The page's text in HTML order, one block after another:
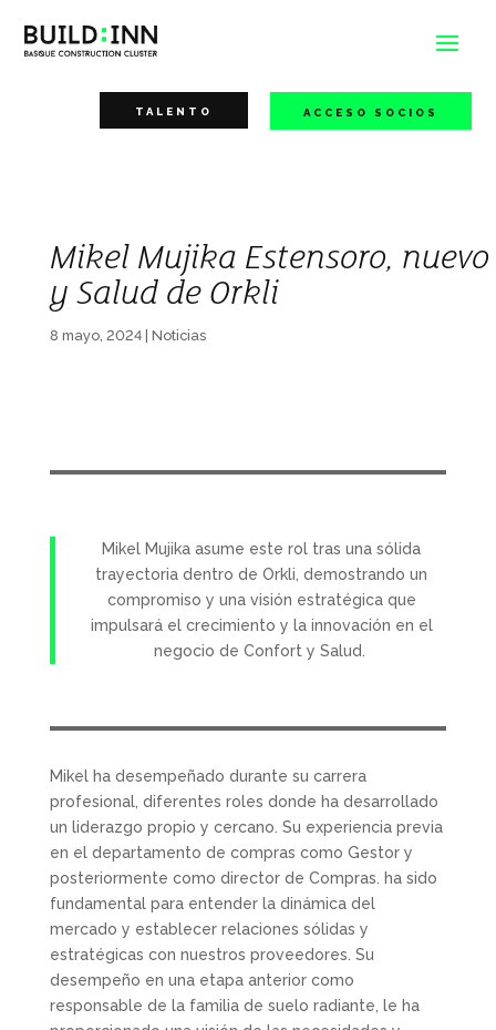
TALENTO ACCESO SOCIOS
Mikel Mujika Estensoro,
y Salud de Orkli
8 mayo, 2024| Noticias
Mikel Mujika asume este rol tras una sólida
trayectoria dentro de Orkli, demostrando un
compromiso y una visión estratégica que
impulsará el crecimiento y la innovación en el
negocio de Confort y Salud.
Mikel ha desempeñado durante su carrera
profesional, diferentes roles donde ha desarrollado
un liderazgo propio y cercano. Su experiencia previa
en el departamento de compras como Gestor y
posteriormente como director de Compras. ha sido
fundamental para entender la dinámica del
mercado y establecer relaciones sólidas y
estratégicas con nuestros proveedores. Su
desempeño en una etapa anterior como
responsable de la familia de suelo radiante, le ha